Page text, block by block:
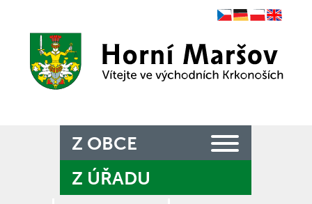
Zpět na titulní stranu
Z OBCE
Z ÚŘADU